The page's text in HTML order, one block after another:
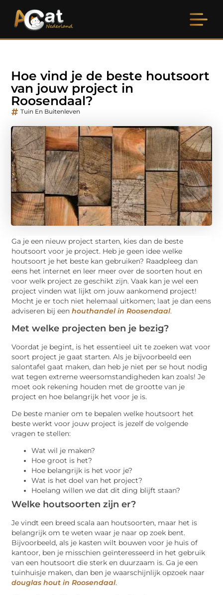
Hoe vind je de beste houtsoort
van jouw project in
Roosendaal?
Tuin En Buitenleven
Ga je een nieuw project starten, kies dan de beste
houtsoort voor je project. Heb je geen idee welke
houtsoort je het beste kan gebruiken? Raadpleeg dan
eens het internet en leer meer over de soorten hout en
voor welk project ze geschikt zijn. Vaak kan je wel een
project vinden wat lijkt om jouw aankomend project!
Mocht je er toch niet helemaal uitkomen; laat je dan eens
adviseren bij eenhouthandel in Roosendaal.
Met welke projecten ben je bezig?
Voordat je begint, is het essentieel uit te zoeken wat voor
soort project je gaat starten. Als je bijvoorbeeld een
salontafel gaat maken, dan heb je niet per se hout nodig
wat tegen extreme weersomstandigheden kan zoals! Je
moet ook rekening houden met de grootte van je
project en hoe belangrijk het voor je is.
De beste manier om te bepalen welke houtsoort het
beste werkt voor jouw project is jezelf de volgende
vragen te stellen:
Wat wil je maken?
Hoe groot is het?
Hoe belangrijk is het voor je?
Wat is het doel van het project?
Hoelang willen we dat dit ding blijft staan?
Welke houtsoorten zijn er?
Je vindt een breed scala aan houtsoorten, maar het is
belangrijk om te weten waar je naar op zoek bent.
Bijvoorbeeld, als je kasten wilt bouwen voor je huis of
kantoor, ben je misschien geïnteresseerd in het gebruik
van een houtsoort die sterk en duurzaam is. Ga je een
tuinhuisje maken, dan ben je waarschijnlijk opzoek naar
douglas hout in Roosendaal.